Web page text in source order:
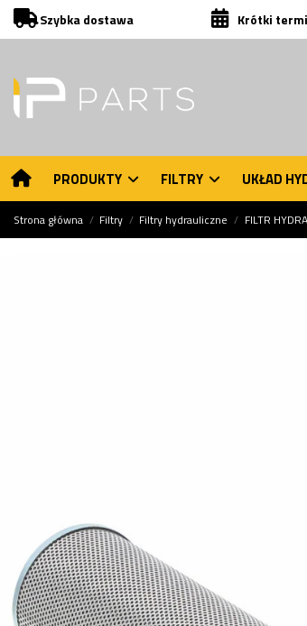
Szybka dostawa Krótki
PRODUKTY FILTRY UKŁAD
Strona główna Filtry Filtry hydrauliczne FILTR